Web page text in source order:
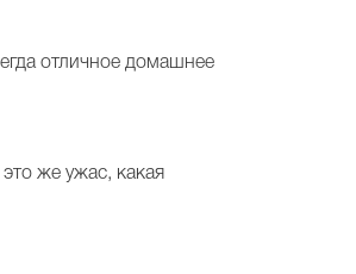
отличное домашнее
же ужас, какая